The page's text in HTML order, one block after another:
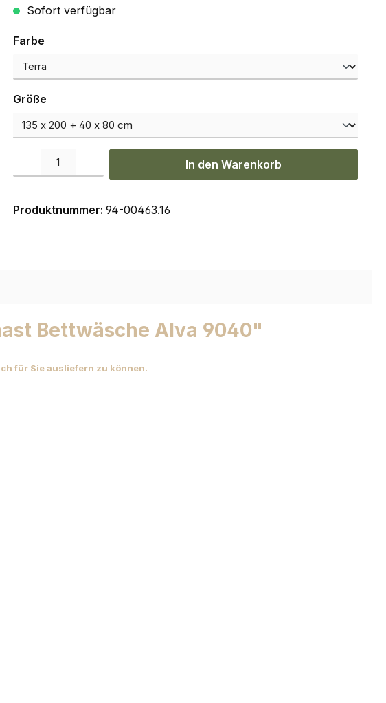
Sofort verfügbar
Farbeauswählen
Größeauswählen
Produkt Anzahl: Gib den gewünschten Wert ein oder benutze die Schaltflächen
In den Warenkorb
Produktnummer: 94-00463.16
Bettwäsche Alva 9040"
für Sie ausliefern zu können.